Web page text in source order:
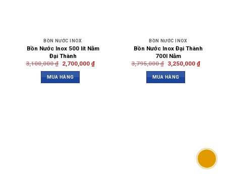
BỒN NƯỚC INOX
Bồn Nước Inox 500 lít Nằm
Đại Thành
3,100,000₫ 2,700,000 ₫
MUA HÀNG
BỒN NƯỚC INOX
Bồn Nước Inox Đại Thành
700l Nằm
3,795,000₫ 3,250,000 ₫
MUA HÀNG